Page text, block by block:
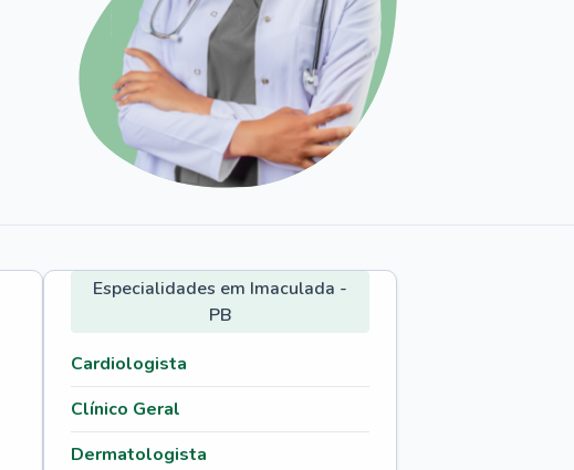
Especialidades em Imaculada -
PB
Cardiologista
Clínico Geral
Dermatologista